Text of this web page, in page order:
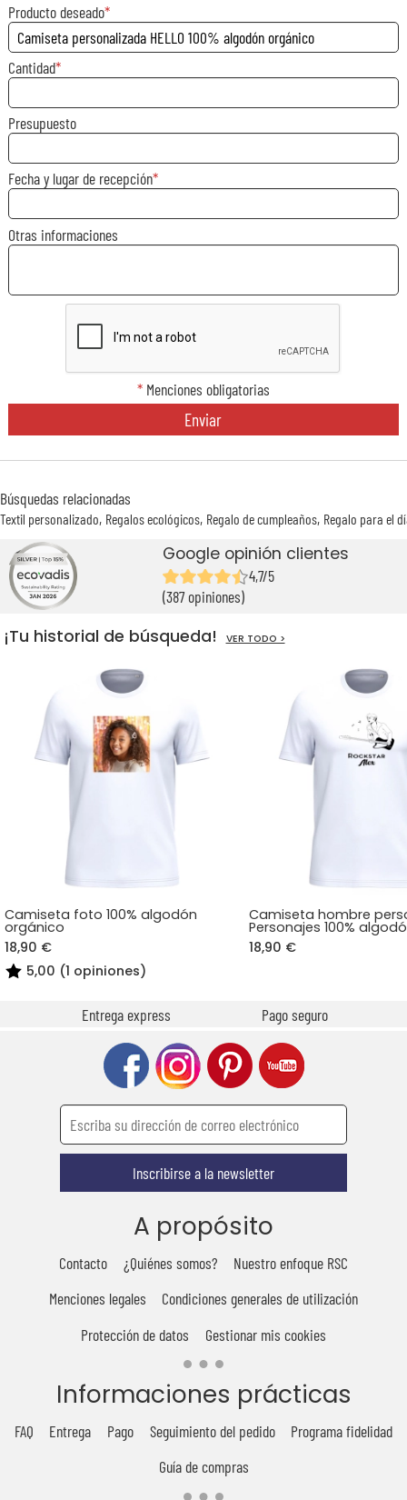
Producto deseado
Cantidad
Presupuesto
Fecha y lugar de recepción
Otras informaciones
*Menciones obligatorias
Enviar
Búsquedas relacionadas
Textil personalizado Regalos ecológicos Regalo de cumpleaños Regalo para el
Google opinión clientes
4,7/5
(387 opiniones)
¡Tu historial de búsqueda! VER TODO >
Camiseta foto 100% algodón
orgánico
18,90 €
5,00 (1 opiniones)
Camiseta hombre
Personajes 100%
18,90 €
Entrega express Pago seguro
Inscribirse a la newsletter
A propósito
Contacto ¿Quiénes somos?
Nuestro enfoque RSC
Menciones legales
Condiciones generales de utilización
Protección de datos
Gestionar mis cookies
Informaciones prácticas
FAQ Entrega Pago Seguimiento del pedido
Programa fidelidad
Guía de compras